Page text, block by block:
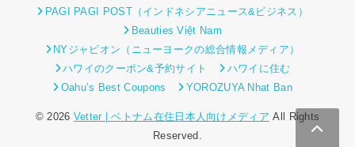
PAGI PAGI POST（インドネシアニュース&ビジネス）
Beauties Việt Nam
NYジャピオン（ニューヨークの総合情報メディア）
ハワイのクーポン&予約サイト
ハワイに住む
Oahu’s Best Coupons
YOROZUYA Nhat Ban
© 2026 Vetter | ベトナム在住日本人向けメディア All Rights
Reserved.